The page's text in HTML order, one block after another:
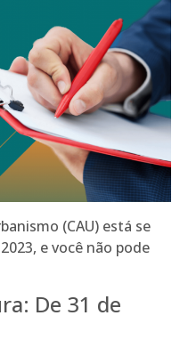
(CAU) está se
e você não pode
De 31 de